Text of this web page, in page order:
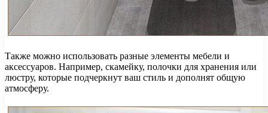
Также можно использовать разные элементы мебели и
аксессуаров. Например, скамейку, полочки для хранения или
люстру, которые подчеркнут ваш стиль и дополнят общую
атмосферу.